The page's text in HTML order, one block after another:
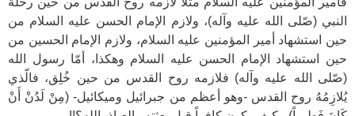
النبي (صّلى الله عليه وآله)، ولازم الإمام الحسن عليه السلام من
حين استشهاد أمير المؤمنين عليه السلام، ولازم الإمام الحسين من
حين استشهاد الإمام الحسن عليه السلام وهكذا، أمّا رسول الله
(صّلى الله عليه وآله) فلازمه روح القدس من حين خُلِق، فالّذي
يُلازِمُهُ روح القدس -وهو أعظم من جبرائيل وميكائيل- (مِنْ لَدُنْ أَنْ